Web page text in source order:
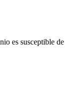
susceptible